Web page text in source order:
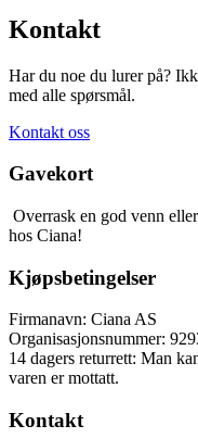
Kontakt
Har du noe du lurer på?
med alle spørsmål.
Kontakt oss
Gavekort
Overrask en god venn
hos Ciana!
Kjøpsbetingelser
Firmanavn: Ciana AS
Organisasjonsnummer:
14 dagers returrett: Man
varen er mottatt.
Kontakt